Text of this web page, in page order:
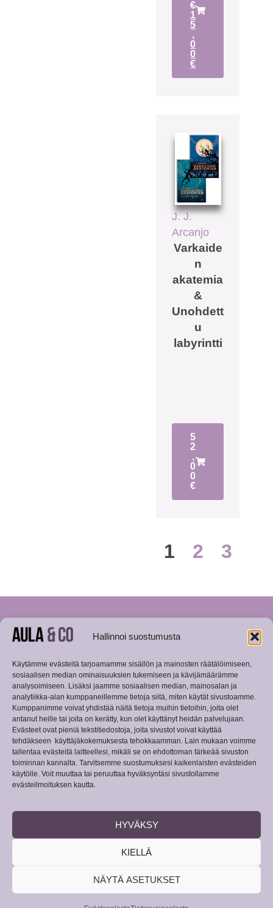
Hallinnoi suostumusta
Käytämme evästeitä tarjoamamme sisällön ja mainosten räätälöimiseen,
sosiaalisen median ominaisuuksien tukemiseen ja kävijämäärämme
analysoimiseen. Lisäksi jaamme sosiaalisen median, mainosalan ja
analytiikka-alan kumppaneillemme tietoja siitä, miten käytät sivustoamme.
Kumppanimme voivat yhdistää näitä tietoja muihin tietoihin, joita olet
antanut heille tai joita on kerätty, kun olet käyttänyt heidän palvelujaan.
Evästeet ovat pieniä tekstitiedostoja, joita sivustot voivat käyttää
tehdäkseen käyttäjäkokemuksesta tehokkaamman. Lain mukaan voimme
tallentaa evästeitä laitteellesi, mikäli se on ehdottoman tärkeää sivuston
toiminnan kannalta. Tarvitsemme suostumuksesi kaikenlaisten evästeiden
käytölle. Voit muuttaa tai peruuttaa hyväksyntäsi sivustollamme
evästeilmoituksen kautta.
HYVÄKSY
KIELLÄ
NÄYTÄ ASETUKSET
€
1
5
,
0
0
€
J. J.
Arcanjo
Varkaide
n
akatemia
&
Unohdett
u
labyrintti
5
2
,
0
0
€
1 2 3
Ota yhteyttä
Kalevankatu 34, 00180 Helsinki
Y-tunnus 2741820-4
info@aulakustannus.fi
Tietosuojalauseke
Evästeseloste
Peruuta verkkokauppatilaus
Liity postituslistalle
LÄHETÄ